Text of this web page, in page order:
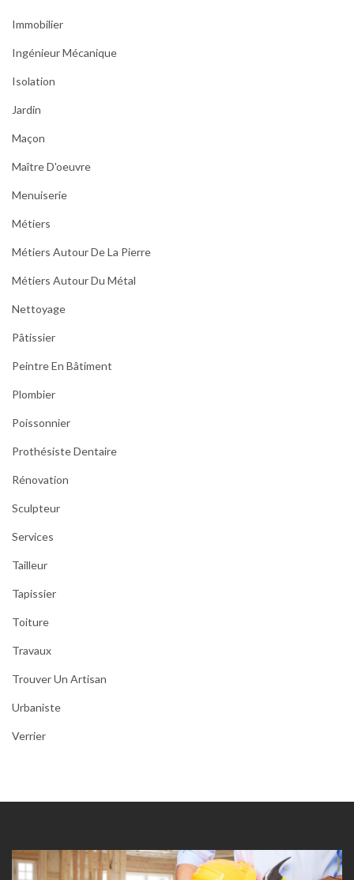
Immobilier
Ingénieur Mécanique
Isolation
Jardin
Maçon
Maître D'oeuvre
Menuiserie
Métiers
Métiers Autour De La Pierre
Métiers Autour Du Métal
Nettoyage
Pâtissier
Peintre En Bâtiment
Plombier
Poissonnier
Prothésiste Dentaire
Rénovation
Sculpteur
Services
Tailleur
Tapissier
Toiture
Travaux
Trouver Un Artisan
Urbaniste
Verrier